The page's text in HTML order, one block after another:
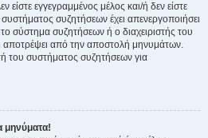
είστε εγγεγραμμένος μέλος και/ή δεν είστε
συστήματος συζητήσεων έχει απενεργοποιήσει
σύστημα συζητήσεων ή ο διαχειριστής του
αποτρέψει από την αποστολή μηνυμάτων.
του συστήματος συζητήσεων για
μηνύματα!